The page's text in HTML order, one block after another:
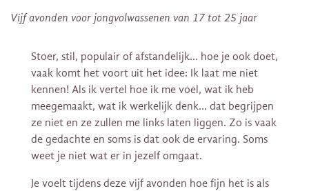
Vijf avonden voor jongvolwassenen van 17 tot 25 jaar
Stoer, stil, populair of afstandelijk… hoe je ook doet,
vaak komt het voort uit het idee: Ik laat me niet
kennen! Als ik vertel hoe ik me voel, wat ik heb
meegemaakt, wat ik werkelijk denk… dat begrijpen
ze niet en ze zullen me links laten liggen. Zo is vaak
de gedachte en soms is dat ook de ervaring. Soms
weet je niet wat er in jezelf omgaat.
Je voelt tijdens deze vijf avonden hoe fijn het is als